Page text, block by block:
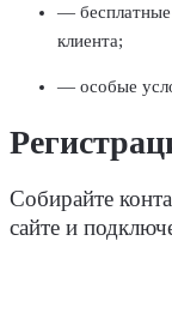
—
клиента;
— особые
Собирайте
сайте и